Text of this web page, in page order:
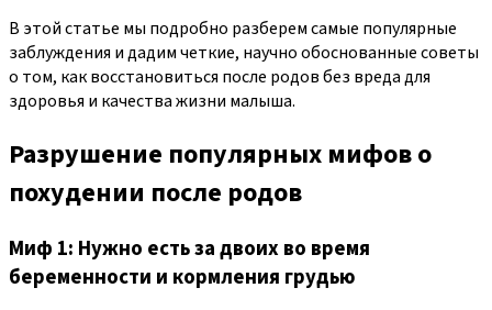
В этой статье мы подробно разберем самые популярные
заблуждения и дадим четкие, научно обоснованные советы
о том, как восстановиться после родов без вреда для
здоровья и качества жизни малыша.
Разрушение популярных мифов о
похудении после родов
Миф 1: Нужно есть за двоих во время
беременности и кормления грудью